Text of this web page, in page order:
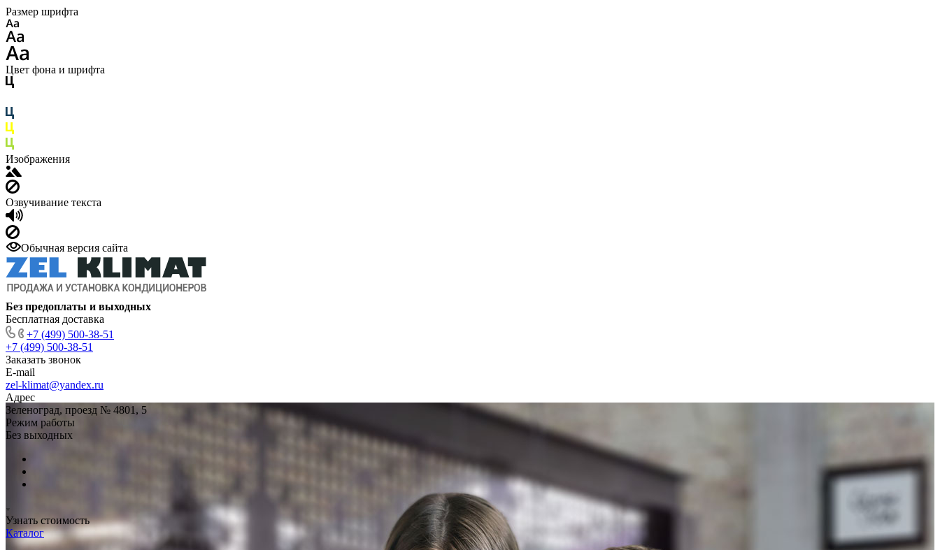
Размер шрифта
Цвет фона и шрифта
Изображения
Озвучивание текста
Обычная версия сайта
Без предоплаты и выходных
Бесплатная доставка
+7 (499) 500-38-51
+7 (499) 500-38-51
Заказать звонок
E-mail
zel-klimat@yandex.ru
Адрес
Зеленоград, проезд № 4801, 5
Режим работы
Без выходных
Узнать стоимость
Каталог